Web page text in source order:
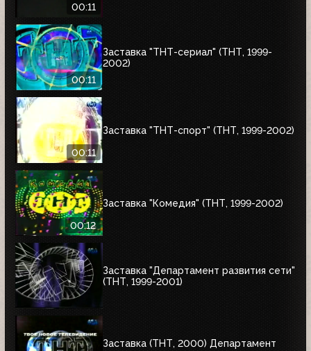
00:11
00:11
Заставка "ТНТ-сериал" (ТНТ, 1999-
2002)
00:11
Заставка "ТНТ-спорт" (ТНТ, 1999-2002)
00:12
Заставка "Комедия" (ТНТ, 1999-2002)
Заставка "Департамент развития сети"
(ТНТ, 1999-2001)
Заставка (ТНТ, 2000) Департамент